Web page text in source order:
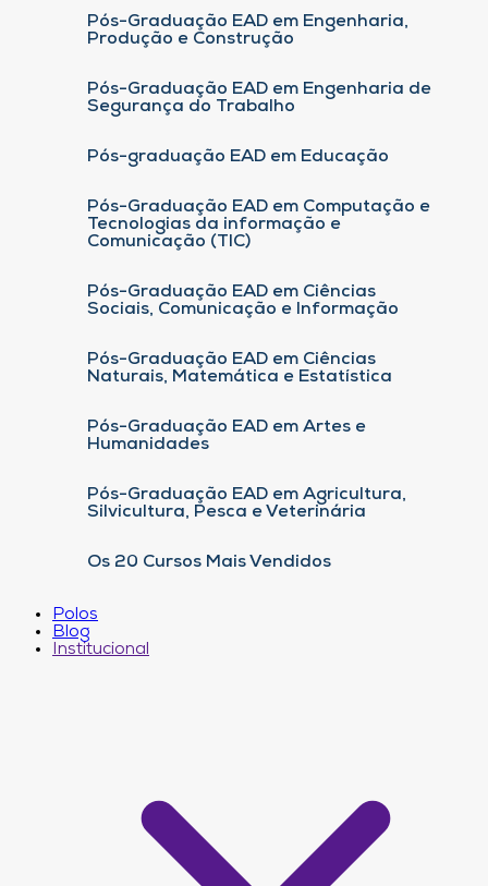
Pós-Graduação EAD em Engenharia,
Produção e Construção
Pós-Graduação EAD em Engenharia de
Segurança do Trabalho
Pós-graduação EAD em Educação
Pós-Graduação EAD em Computação e
Tecnologias da informação e
Comunicação (TIC)
Pós-Graduação EAD em Ciências
Sociais, Comunicação e Informação
Pós-Graduação EAD em Ciências
Naturais, Matemática e Estatística
Pós-Graduação EAD em Artes e
Humanidades
Pós-Graduação EAD em Agricultura,
Silvicultura, Pesca e Veterinária
Os 20 Cursos Mais Vendidos
Polos
Blog
Institucional